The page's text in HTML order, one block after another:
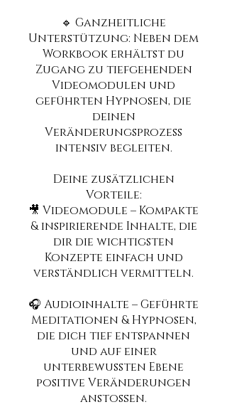
🔹 Ganzheitliche
Unterstützung: Neben dem
Workbook erhältst du
Zugang zu tiefgehenden
Videomodulen und
geführten Hypnosen, die
deinen
Veränderungsprozess
intensiv begleiten.
Deine zusätzlichen
Vorteile:
🎥 Videomodule – Kompakte
& inspirierende Inhalte, die
dir die wichtigsten
Konzepte einfach und
verständlich vermitteln.
🎧 Audioinhalte – Geführte
Meditationen & Hypnosen,
die dich tief entspannen
und auf einer
unterbewussten Ebene
positive Veränderungen
anstoßen.